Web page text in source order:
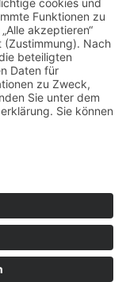
vorbehalten.